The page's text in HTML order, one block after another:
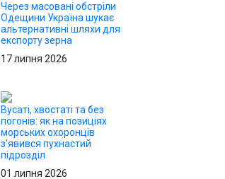
Через масовані обстріли
Одещини Україна шукає
альтернативні шляхи для
експорту зерна
17 липня 2026
Вусаті, хвостаті та без
погонів: як на позиціях
морських охоронців
з'явився пухнастий
підрозділ
01 липня 2026